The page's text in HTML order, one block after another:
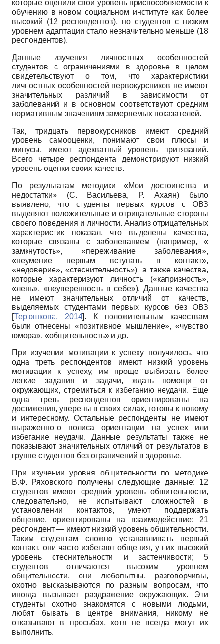
которые оценили свой уровень приспособляемости к
обучению в новом социальном институте как более
высокий (12 респондентов), но студентов с низким
уровнем адаптации стало незначительно меньше (18
респондентов).
Данные изучения личностных особенностей
студентов с ограничениями в здоровье в целом
свидетельствуют о том, что характеристики
личностных особенностей первокурсников не имеют
значительных различий в зависимости от
заболеваний и в основном соответствуют средним
нормативным значениям замеряемых показателей.
Так, тридцать первокурсников имеют средний
уровень самооценки, понимают свои плюсы и
минусы, имеют адекватный уровень притязаний.
Всего четыре респондента демонстрируют низкий
уровень оценки своих качеств.
По результатам методики «Мои достоинства и
недостатки» (С. Васильева, Р. Ахаян) было
выявлено, что студенты первых курсов с ОВЗ
выделяют положительные и отрицательные стороны
своего поведения и личности. Анализ отрицательных
характеристик показал, что выделены качества,
которые связаны с заболеванием (например, «
замкнутость», «переживание заболевания»,
«неумение первым вступать в контакт»,
«недоверие», «стеснительность»), а также качества,
которые характеризуют личность («капризность»,
«лень», «неуверенность в себе»). Данные качества
не имеют значительных отличий от качеств,
выделяемых студентами первых курсов без ОВЗ
[Терюшкова, 2014]. К положительным качествам
были отнесены «позитивное мышление», «чувство
юмора», «общительность» и др.
При изучении мотивации к успеху получилось, что
одна треть респондентов имеют низкий уровень
мотивации к успеху, им проще выбирать более
легкие задания и задачи, ждать помощи от
окружающих, стремиться к избеганию неудачи. Еще
одна треть респондентов ориентированы на
достижения, уверены в своих силах, готовы к новому
и интересному. Остальные респонденты не имеют
выраженного полиса ориентации на успех или
избегание неудачи. Данные результаты также не
показывают значительных отличий от результатов в
группе студентов без ограничений в здоровье.
При изучении уровня общительности по методике
В.Ф. Ряховского получены следующие данные: 12
студентов имеют средний уровень общительности,
следовательно, не испытывают сложностей в
установлении контактов, умеют поддержать
общение, ориентированы на взаимодействие; 21
респондент — имеют низкий уровень общительности.
Таким студентам сложно устанавливать первый
контакт, они часто избегают общения, у них высокий
уровень стеснительности и застенчивости; 5
студентов отличаются высоким уровнем
общительности, они любопытны, разговорчивы,
охотно высказываются по разным вопросам, что
иногда вызывает раздражение окружающих. Эти
студенты охотно знакомятся с новыми людьми,
любят бывать в центре внимания, никому не
отказывают в просьбах, хотя не всегда могут их
выполнить.